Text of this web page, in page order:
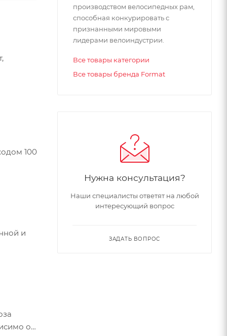
100
и
от
производством велосипедных рам,
способная конкурировать с
признанными мировыми
лидерами велоиндустрии.
Все товары категории
Все товары бренда Format
Нужна консультация?
Наши специалисты ответят на любой
интересующий вопрос
ЗАДАТЬ ВОПРОС